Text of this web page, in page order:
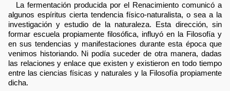
La fermentación producida por el Renacimiento comunicó a
algunos espíritus cierta tendencia físico-naturalista, o sea a la
investigación y estudio de la naturaleza. Esta dirección, sin
formar escuela propiamente filosófica, influyó en la Filosofía y
en sus tendencias y manifestaciones durante esta época que
venimos historiando. Ni podía suceder de otra manera, dadas
las relaciones y enlace que existen y existieron en todo tiempo
entre las ciencias físicas y naturales y la Filosofía propiamente
dicha.